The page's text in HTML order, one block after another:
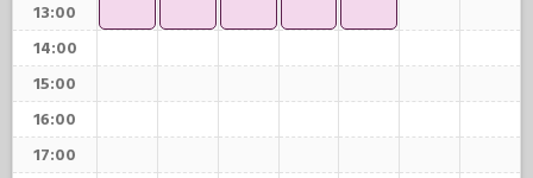
13:00
14:00
15:00
16:00
17:00